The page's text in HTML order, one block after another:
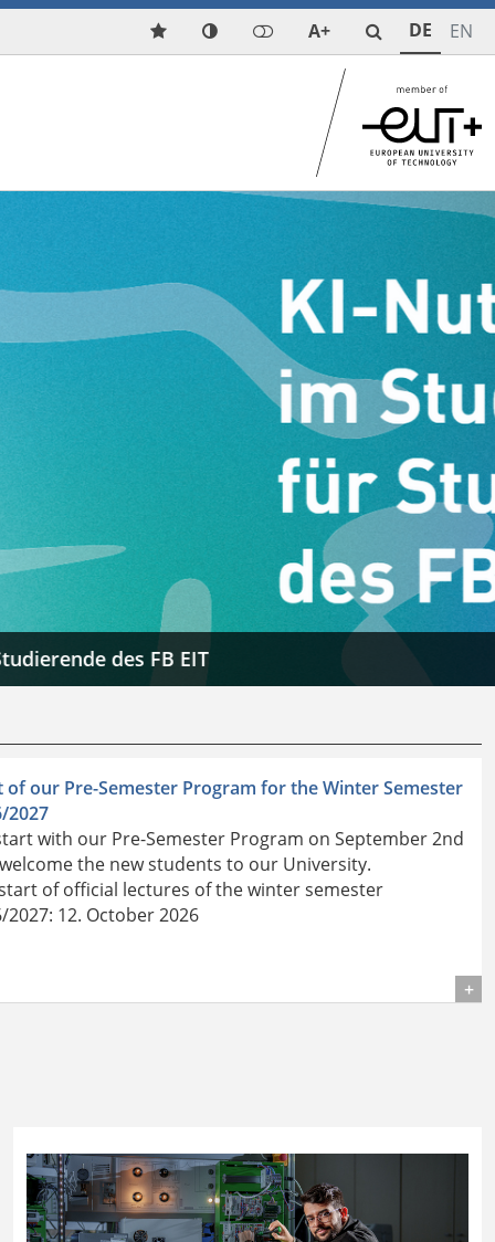
A+ DE EN
Next
of our Pre-Semester Program for the Winter Semester
2027
with our Pre-Semester Program on September 2nd
the new students to our University.
of official lectures of the winter semester
2027: 12. October 2026